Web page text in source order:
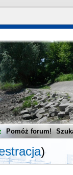
Pomóż forum!
)